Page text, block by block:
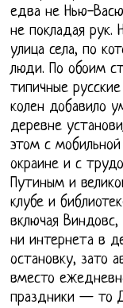
едва не Нью-
не покладая рук.
улица села, по
люди. По обоим
типичные
колен добавило
деревне
этом с
окраине и с
Путиным и
клубе и
включая
ни интернета в
остановку, зато
вместо
праздники — то